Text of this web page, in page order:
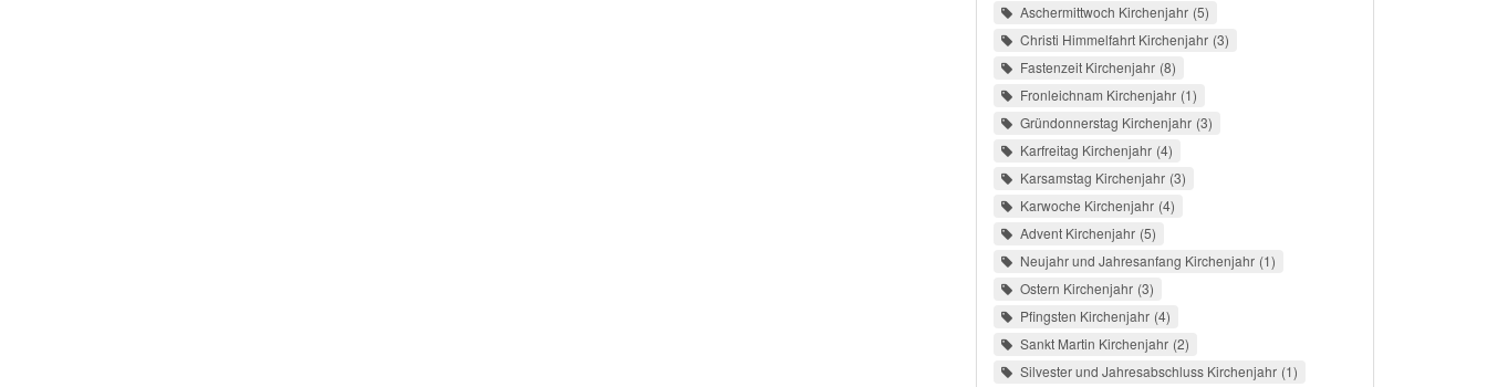
Aschermittwoch Kirchenjahr 5
Christi Himmelfahrt Kirchenjahr 3
Fastenzeit Kirchenjahr 8
Fronleichnam Kirchenjahr 1
Gründonnerstag Kirchenjahr 3
Karfreitag Kirchenjahr 4
Karsamstag Kirchenjahr 3
Karwoche Kirchenjahr 4
Advent Kirchenjahr 5
Neujahr und Jahresanfang Kirchenjahr 1
Ostern Kirchenjahr 3
Pfingsten Kirchenjahr 4
Sankt Martin Kirchenjahr 2
Silvester und Jahresabschluss Kirchenjahr 1